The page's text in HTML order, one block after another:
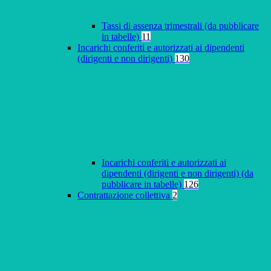
Tassi di assenza trimestrali (da pubblicare
in tabelle) 11
Incarichi conferiti e autorizzati ai dipendenti
(dirigenti e non dirigenti) 130
Incarichi conferiti e autorizzati ai
dipendenti (dirigenti e non dirigenti) (da
pubblicare in tabelle) 126
Contrattazione collettiva 2